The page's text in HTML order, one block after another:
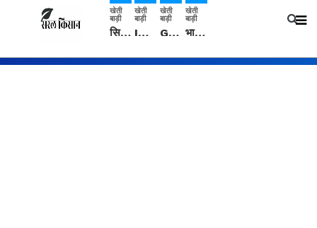
खेती
बाड़ी
सिरसा: कृषि विज्ञान केंद्र की बैठक में फसल बीमा विधि कारण व कृषि उद्यमिता बढ़ावा देने पर चर्चा
खेती
बाड़ी
IMD: राजस्थान में प्री-मानसून की सामान्य से 74% अधिक बारिश, दस्तक में देरी और मानसून कमजोर रहेगा
खेती
बाड़ी
Guar Ka Rate: ग्वार के भाव में हल्की बढ़ोतरी, बढ़ सकता है बुवाई का रकबा
खेती
बाड़ी
भारत में 29 मई से शुरु होगी प्री-मानसून बारिश, ECMWF विदेशी मौसम एजेंसी का पूर्वानुमान